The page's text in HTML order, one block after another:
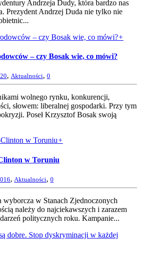
Andrzeja Dudy, która bardzo nas
Prezydent Andrzej Duda nie tylko nie
+
– czy Bosak wie, co mówi?
, Aktualności, 0
wolnego rynku, konkurencji,
słowem: liberalnej gospodarki. Przy tym
Poseł Krzysztof Bosak swoją
+
w Toruniu
, Aktualności, 0
wyborcza w Stanach Zjednoczonych
należy do najciekawszych i zarazem
politycznych roku. Kampanie...